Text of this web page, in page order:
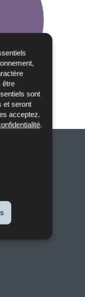
être
sont
et seront
acceptez.
.